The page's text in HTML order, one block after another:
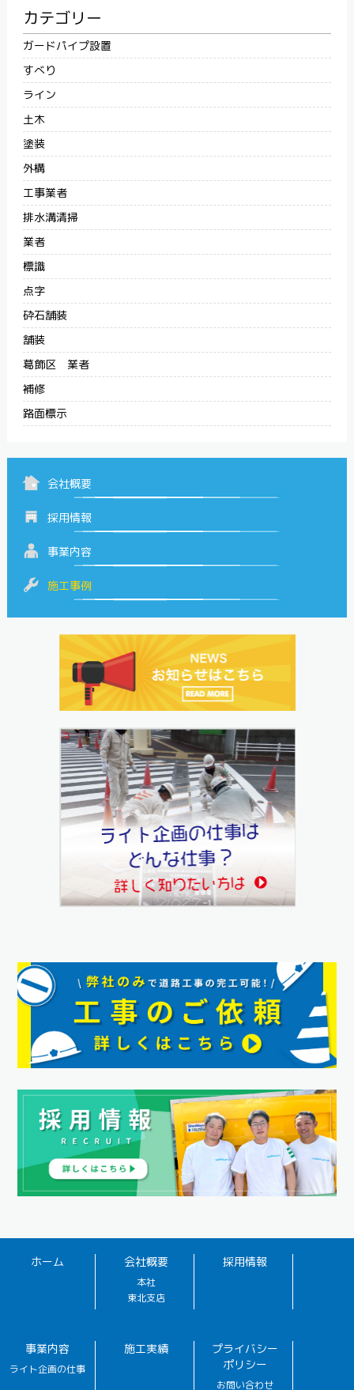
カテゴリー
ガードパイプ設置
すべり
ライン
土木
塗装
外構
工事業者
排水溝清掃
業者
標識
点字
砕石舗装
舗装
葛飾区 業者
補修
路面標示
会社概要
採用情報
事業内容
施工事例
ホーム 会社概要
本社
東北支店
採用情報
事業内容
ライト企画の仕事
施工実績
プライバシー
ポリシー
お問い合わせ